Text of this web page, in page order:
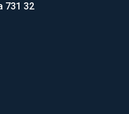
731 32